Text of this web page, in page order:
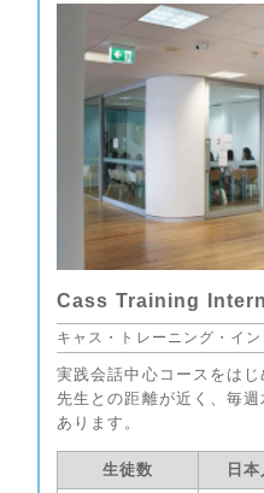
Cass Training
キャス・トレーニング・イ
実践会話中心コースをはじ
先生との距離が近く、毎
あります。
生徒数 日